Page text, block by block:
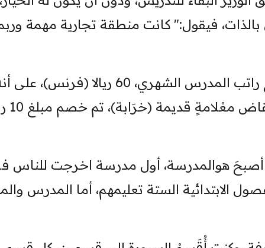
بالذات، فيقول:" كانت منطقة تجارية مهمة
من العائدات المالية للمدينة، تقرردفع راتب المدرس الشهري، 60 ريالا (فرنس)،
وفي
هوالمدرسة، أول مدرسة اخرجت للناس
الابتدائية الستة تعليمهم، أما المدرس